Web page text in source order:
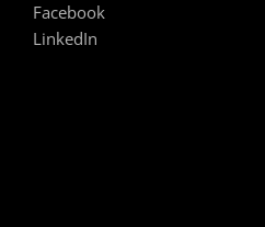
Facebook
LinkedIn